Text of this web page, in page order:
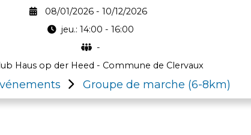
08/01/2026 - 10/12/2026
jeu.: 14:00 - 16:00
-
Haus op der Heed - Commune de Clervaux
Groupe de marche (6-8km)